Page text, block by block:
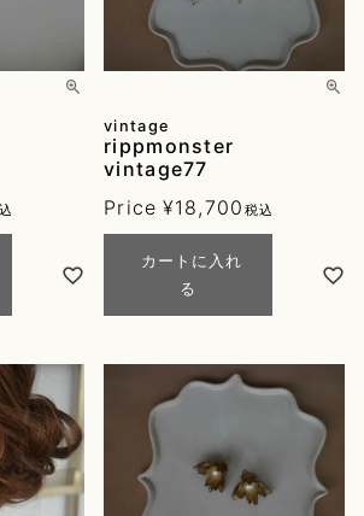
vintage
rippmonster
vintage77
Price ¥18,700 税込
カートに入れ
る